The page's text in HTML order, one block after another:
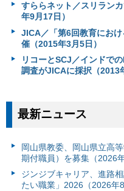
すららネット／スリラン
年9月17日）
JICA／「第6回教育にお
催（2015年3月5日）
リコーとSCJ／インドで
調査がJICAに採択（2013
最新ニュース
岡山県教委、岡山県立高
期付職員）を募集（2026
ジンジブキャリア、進路
たい職業」2026（2026年8